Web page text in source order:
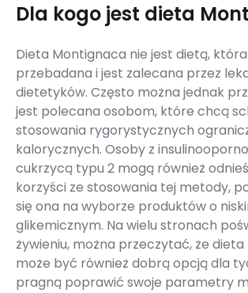
Dla kogo jest dieta
Dieta Montignaca nie jest dietą, która
przebadana i jest zalecana przez
dietetyków. Często można jednak
jest polecana osobom, które chcą
stosowania rygorystycznych
kalorycznych. Osoby z
cukrzycą typu 2 mogą również
korzyści ze stosowania tej metody,
się ona na wyborze produktów o
glikemicznym. Na wielu stronach
żywieniu, można przeczytać, że
może być również dobrą opcją dla
pragną poprawić swoje parametry